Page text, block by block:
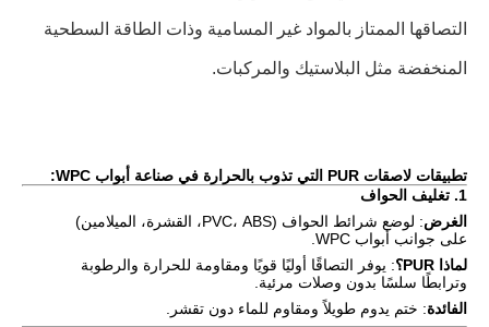
التصاقها الممتاز بالمواد غير المسامية وذات الطاقة السطحية
المنخفضة مثل البلاستيك والمركبات.
تطبيقات لاصقات PUR التي تذوب بالحرارة في صناعة أبواب WPC:
1. تغليف الحواف
الغرض
: لوضع شرائط الحواف (PVC، ABS، القشرة، الميلامين)
على جوانب أبواب WPC.
لماذا PUR؟
: يوفر التصاقًا أوليًا قويًا ومقاومة للحرارة والرطوبة
وترابطًا سلسًا بدون وصلات مرئية.
الفائدة: ختم يدوم طويلاً ومقاوم للماء دون تقشر.